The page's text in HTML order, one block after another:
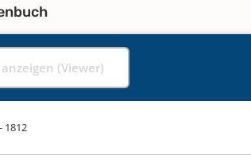
(Viewer)
1812